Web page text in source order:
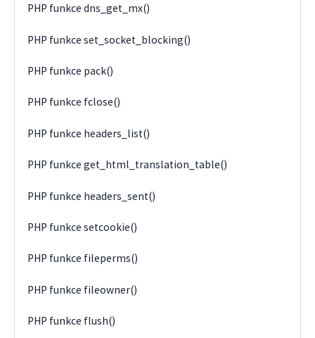
PHP funkce dns_get_mx()
PHP funkce set_socket_blocking()
PHP funkce pack()
PHP funkce fclose()
PHP funkce headers_list()
PHP funkce get_html_translation_table()
PHP funkce headers_sent()
PHP funkce setcookie()
PHP funkce fileperms()
PHP funkce fileowner()
PHP funkce flush()